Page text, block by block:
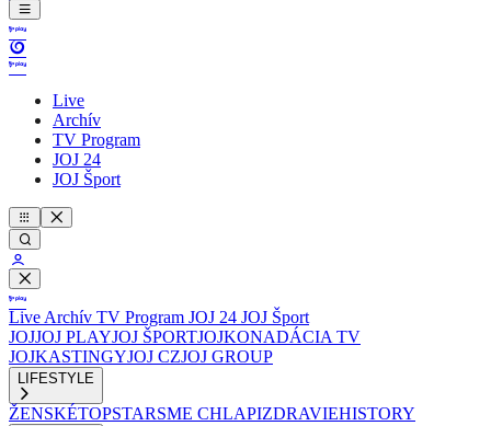
Live
Archív
TV Program
JOJ 24
JOJ Šport
Live Archív TV Program JOJ 24 JOJ Šport
JOJJOJ PLAYJOJ ŠPORTJOJKONADÁCIA TV
JOJKASTINGYJOJ CZJOJ GROUP
LIFESTYLE
ŽENSKÉTOPSTARSME CHLAPIZDRAVIEHISTORY